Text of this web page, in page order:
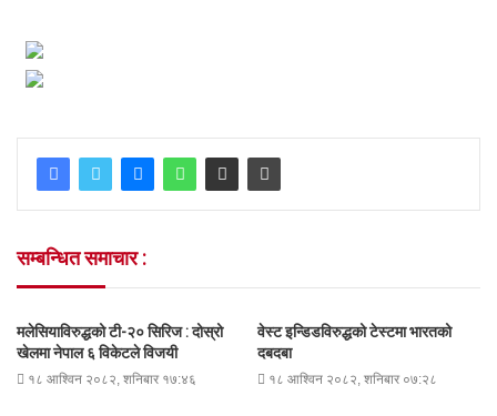
सम्बन्धित समाचार :
मलेसियाविरुद्धको टी-२० सिरिज : दोस्रो
खेलमा नेपाल ६ विकेटले विजयी
१८ आश्विन २०८२, शनिबार १७:४६
वेस्ट इन्डिडविरुद्धको टेस्टमा भारतको
दबदबा
१८ आश्विन २०८२, शनिबार ०७:२८